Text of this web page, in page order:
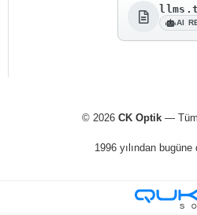
AI
© 2026 CK Optik— Tüm
1996 yılından